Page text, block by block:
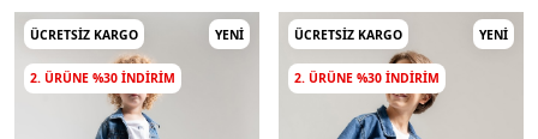
ÜCRETSIZ KARGO YENI
2. ÜRÜNE %30 INDIRIM
ÜCRETSIZ KARGO YENI
2. ÜRÜNE %30 INDIRIM